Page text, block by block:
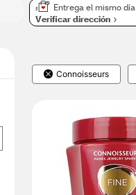
Entrega el mismo día
Verificar dirección
Connoisseurs